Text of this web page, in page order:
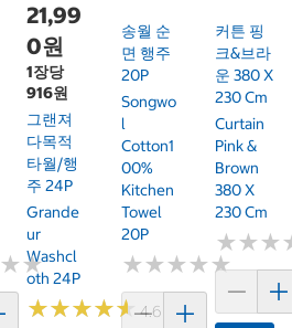
★★
★★
21,99
0원
1장당
916원
그랜져
다목적
타월/행
주 24P
Grande
Ur
Washcl
Oth 24P
★★★★★
★★★★★4.6 (41)
송월 순
면 행주
20P
Songwo
L
Cotton1
00%
Kitchen
Towel
20P
★★★★★
★★★★★
커튼 핑
크&브라
운 380 X
230 Cm
Curtain
Pink &
Brown
380 X
230 Cm
★★★
★★★